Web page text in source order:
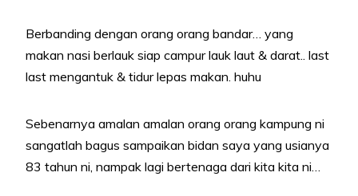
Berbanding dengan orang orang bandar… yang
makan nasi berlauk siap campur lauk laut & darat.. last
last mengantuk & tidur lepas makan. huhu
Sebenarnya amalan amalan orang orang kampung ni
sangatlah bagus sampaikan bidan saya yang usianya
83 tahun ni, nampak lagi bertenaga dari kita kita ni…